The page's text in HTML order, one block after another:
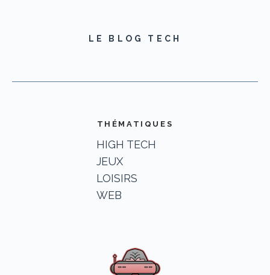
LE BLOG TECH
THÉMATIQUES
HIGH TECH
JEUX
LOISIRS
WEB